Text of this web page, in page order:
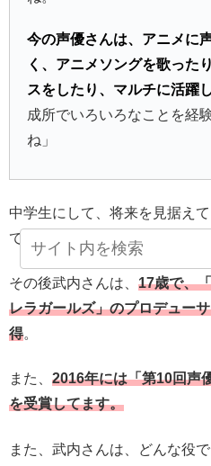
今の声優さんは、アニメに
く、アニメソングを歌った
スをしたり、マルチに活躍
成所でいろいろなことを経
ね」
中学生にして、将来を見据え
ている姿がすごいと思いません
その後武内さんは、 17歳で、
レラガールズ」のプロデュー
得。
また、 2016年には「第10回声
を受賞してます。
また、武内さんは、どんな役